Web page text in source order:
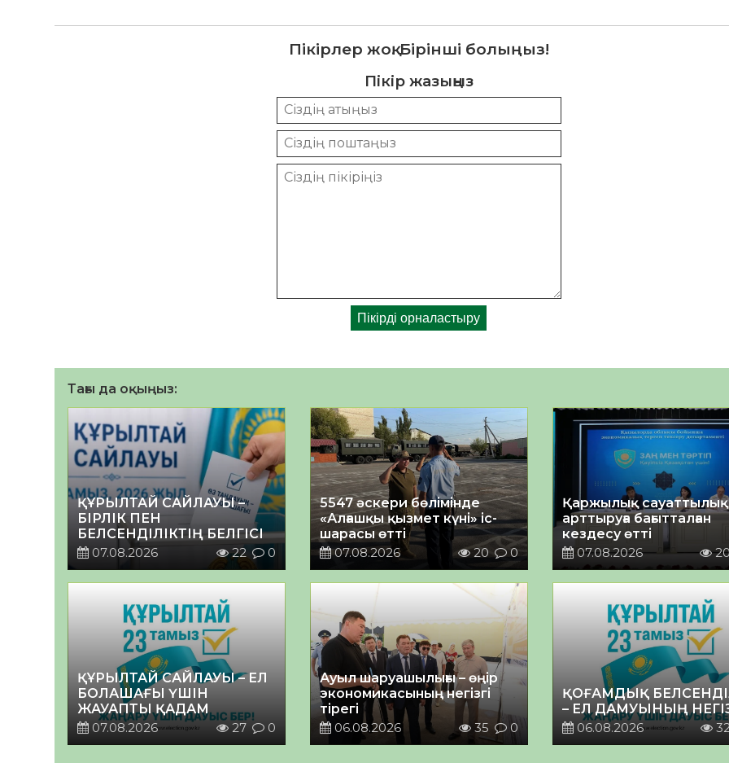
Пікірлер жоқ. Бірінші болыңыз!
Пікір жазыңыз
Тағы да оқыңыз:
ҚҰРЫЛТАЙ САЙЛАУЫ –
БІРЛІК ПЕН
БЕЛСЕНДІЛІКТІҢ БЕЛГІСІ
07.08.2026
22 0
5547 әскери бөлімінде
«Алғашқы қызмет күні» іс-
шарасы өтті
07.08.2026
20 0
Қаржылық
арттыруға бағытталған
кездесу өтті
07.08.2026
ҚҰРЫЛТАЙ САЙЛАУЫ – ЕЛ
БОЛАШАҒЫ ҮШІН
ЖАУАПТЫ ҚАДАМ
07.08.2026
27 0
Ауыл шаруашылығы – өңір
экономикасының негізгі
тірегі
06.08.2026
35 0
ҚОҒАМДЫҚ
– ЕЛ ДАМУЫНЫҢ
06.08.2026